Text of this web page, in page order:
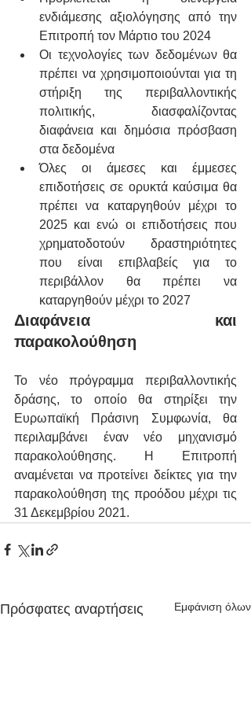
ενδιάμεσης αξιολόγησης από την
Επιτροπή τον Μάρτιο του 2024
Οι τεχνολογίες των δεδομένων θα
πρέπει να χρησιμοποιούνται για τη
στήριξη της περιβαλλοντικής
πολιτικής, διασφαλίζοντας
διαφάνεια και δημόσια πρόσβαση
στα δεδομένα
Όλες οι άμεσες και έμμεσες
επιδοτήσεις σε ορυκτά καύσιμα θα
πρέπει να καταργηθούν μέχρι το
2025 και ενώ οι επιδοτήσεις που
χρηματοδοτούν δραστηριότητες
που είναι επιβλαβείς για το
περιβάλλον θα πρέπει να
καταργηθούν μέχρι το 2027
Διαφάνεια και
παρακολούθηση
Το νέο πρόγραμμα περιβαλλοντικής
δράσης, το οποίο θα στηρίξει την
Ευρωπαϊκή Πράσινη Συμφωνία, θα
περιλαμβάνει έναν νέο μηχανισμό
παρακολούθησης. Η Επιτροπή
αναμένεται να προτείνει δείκτες για την
παρακολούθηση της προόδου μέχρι τις
31 Δεκεμβρίου 2021.
Πρόσφατες αναρτήσεις Εμφάνιση όλων